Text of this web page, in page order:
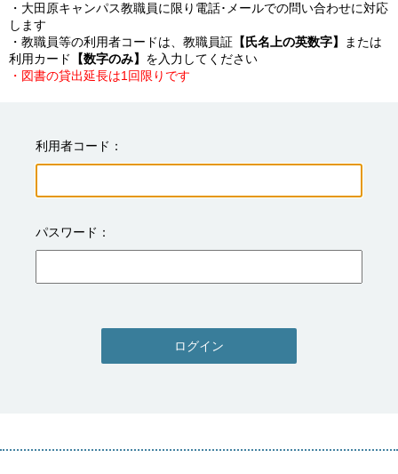
・大田原キャンパス教職員に限り電話･メールでの問い合わせに対応
します
・教職員等の利用者コードは、教職員証 【氏名上の英数字】
または
利用カード
【数字のみ】
・図書の貸出延長は1回限りです
利用者コード
パスワード
ログイン